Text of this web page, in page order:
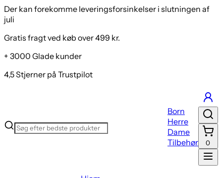
Der kan forekomme leveringsforsinkelser i slutningen af
juli
Gratis fragt ved køb over 499 kr.
+ 3000 Glade kunder
4,5 Stjerner på Trustpilot
Born
Herre
Dame
Tilbehør
0